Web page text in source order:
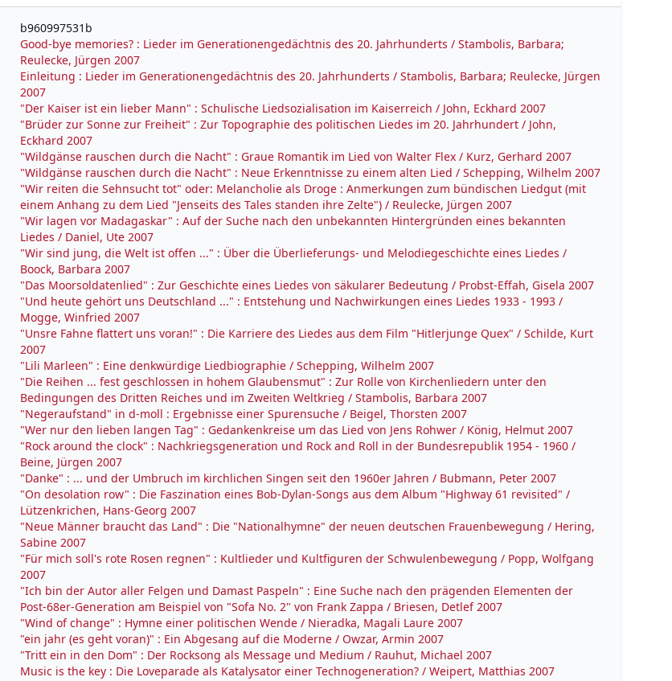
b960997531b
Good-bye memories? : Lieder im Generationengedächtnis des 20. Jahrhunderts / Stambolis, Barbara;
Reulecke, Jürgen 2007
Einleitung : Lieder im Generationengedächtnis des 20. Jahrhunderts / Stambolis, Barbara; Reulecke, Jürgen
2007
"Der Kaiser ist ein lieber Mann" : Schulische Liedsozialisation im Kaiserreich / John, Eckhard 2007
"Brüder zur Sonne zur Freiheit" : Zur Topographie des politischen Liedes im 20. Jahrhundert / John,
Eckhard 2007
"Wildgänse rauschen durch die Nacht" : Graue Romantik im Lied von Walter Flex / Kurz, Gerhard 2007
"Wildgänse rauschen durch die Nacht" : Neue Erkenntnisse zu einem alten Lied / Schepping, Wilhelm 2007
"Wir reiten die Sehnsucht tot" oder: Melancholie als Droge : Anmerkungen zum bündischen Liedgut (mit
einem Anhang zu dem Lied "Jenseits des Tales standen ihre Zelte") / Reulecke, Jürgen 2007
"Wir lagen vor Madagaskar" : Auf der Suche nach den unbekannten Hintergründen eines bekannten
Liedes / Daniel, Ute 2007
"Wir sind jung, die Welt ist offen ..." : Über die Überlieferungs- und Melodiegeschichte eines Liedes /
Boock, Barbara 2007
"Das Moorsoldatenlied" : Zur Geschichte eines Liedes von säkularer Bedeutung / Probst-Effah, Gisela 2007
"Und heute gehört uns Deutschland ..." : Entstehung und Nachwirkungen eines Liedes 1933 - 1993 /
Mogge, Winfried 2007
"Unsre Fahne flattert uns voran!" : Die Karriere des Liedes aus dem Film "Hitlerjunge Quex" / Schilde, Kurt
2007
"Lili Marleen" : Eine denkwürdige Liedbiographie / Schepping, Wilhelm 2007
"Die Reihen ... fest geschlossen in hohem Glaubensmut" : Zur Rolle von Kirchenliedern unter den
Bedingungen des Dritten Reiches und im Zweiten Weltkrieg / Stambolis, Barbara 2007
"Negeraufstand" in d-moll : Ergebnisse einer Spurensuche / Beigel, Thorsten 2007
"Wer nur den lieben langen Tag" : Gedankenkreise um das Lied von Jens Rohwer / König, Helmut 2007
"Rock around the clock" : Nachkriegsgeneration und Rock and Roll in der Bundesrepublik 1954 - 1960 /
Beine, Jürgen 2007
"Danke" : ... und der Umbruch im kirchlichen Singen seit den 1960er Jahren / Bubmann, Peter 2007
"On desolation row" : Die Faszination eines Bob-Dylan-Songs aus dem Album "Highway 61 revisited" /
Lützenkrichen, Hans-Georg 2007
"Neue Männer braucht das Land" : Die "Nationalhymne" der neuen deutschen Frauenbewegung / Hering,
Sabine 2007
"Für mich soll's rote Rosen regnen" : Kultlieder und Kultfiguren der Schwulenbewegung / Popp, Wolfgang
2007
"Ich bin der Autor aller Felgen und Damast Paspeln" : Eine Suche nach den prägenden Elementen der
Post-68er-Generation am Beispiel von "Sofa No. 2" von Frank Zappa / Briesen, Detlef 2007
"Wind of change" : Hymne einer politischen Wende / Nieradka, Magali Laure 2007
"ein jahr (es geht voran)" : Ein Abgesang auf die Moderne / Owzar, Armin 2007
"Tritt ein in den Dom" : Der Rocksong als Message und Medium / Rauhut, Michael 2007
Music is the key : Die Loveparade als Katalysator einer Technogeneration? / Weipert, Matthias 2007